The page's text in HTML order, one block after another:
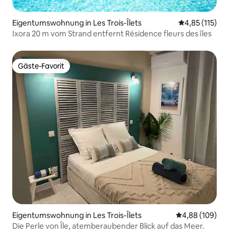
Eigentumswohnung in Les Trois-Îlets
4,85 (115)
Ixora 20 m vom Strand entfernt Résidence fleurs des îles
Gäste-Favorit
Gäste-Favorit
Eigentumswohnung in Les Trois-Îlets
4,88 (109)
Die Perle von Île, atemberaubender Blick auf das Meer.